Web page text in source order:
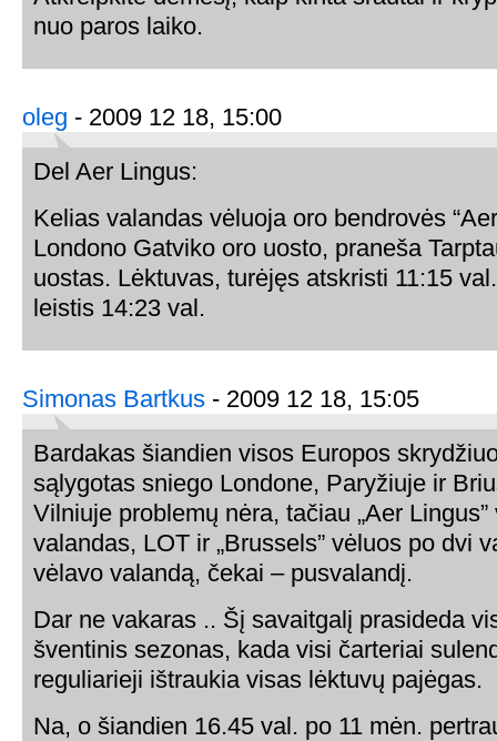
nuo paros laiko.
oleg - 2009 12 18, 15:00
Del Aer Lingus:
Kelias valandas vėluoja oro bendrovės
Londono Gatviko oro uosto, praneša
uostas. Lėktuvas, turėjęs atskristi 11:15
leistis 14:23 val.
Simonas Bartkus - 2009 12 18, 15:05
Bardakas šiandien visos Europos
sąlygotas sniego Londone, Paryžiuje ir
Vilniuje problemų nėra, tačiau „Aer
valandas, LOT ir „Brussels” vėluos po dvi
vėlavo valandą, čekai – pusvalandį.
Dar ne vakaras .. Šį savaitgalį prasideda
šventinis sezonas, kada visi čarteriai
reguliarieji ištraukia visas lėktuvų pajėgas.
Na, o šiandien 16.45 val. po 11 mėn.